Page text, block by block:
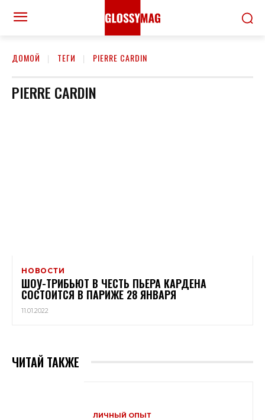
ДОМОЙ ТЕГИ PIERRE CARDIN
PIERRE CARDIN
НОВОСТИ
ШОУ-ТРИБЬЮТ В ЧЕСТЬ ПЬЕРА КАРДЕНА
СОСТОИТСЯ В ПАРИЖЕ 28 ЯНВАРЯ
11.01.2022
ЧИТАЙ ТАКЖЕ
ЛИЧНЫЙ ОПЫТ